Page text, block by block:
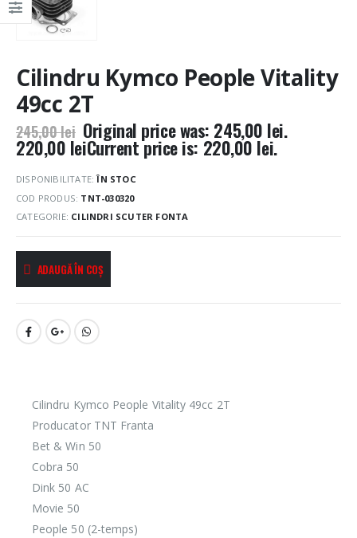
Cilindru Kymco People Vitality
49cc 2T
245,00lei Original price was: 245,00 lei.
220,00 leiCurrent price is: 220,00 lei.
DISPONIBILITATE:ÎN STOC
COD PRODUS: TNT-030320
CATEGORIE: CILINDRI SCUTER FONTA
ADAUGĂ ÎN COȘ
Cilindru Kymco People Vitality 49cc 2T
Producator TNT Franta
Bet & Win 50
Cobra 50
Dink 50 AC
Movie 50
People 50 (2-temps)